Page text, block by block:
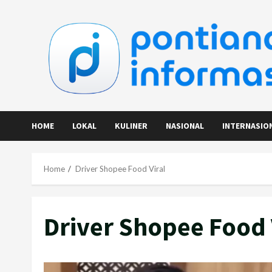
HOME LOKAL KULINER NASIONAL
Home Driver Shopee Food Viral
Driver Shopee